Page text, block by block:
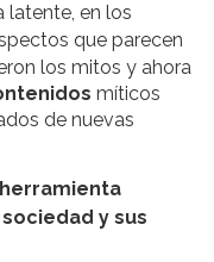
latente, en los
que parecen
los mitos y ahora
míticos
de nuevas
herramienta
y sus